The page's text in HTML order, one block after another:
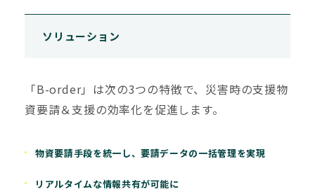
ソリューション
「B-order」は次の3つの特徴で、災害時の支援物
資要請＆支援の効率化を促進します。
物資要請手段を統一し、要請データの一括管理を実現
リアルタイムな情報共有が可能に